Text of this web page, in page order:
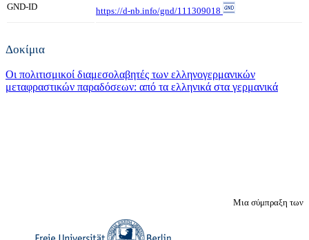
GND-ID https://d-nb.info/gnd/111309018
Δοκίμια
Οι πολιτισμικοί διαμεσολαβητές των ελληνογερμανικών
μεταφραστικών παραδόσεων: από τα ελληνικά στα γερμανικά
Μια σύμπραξη των